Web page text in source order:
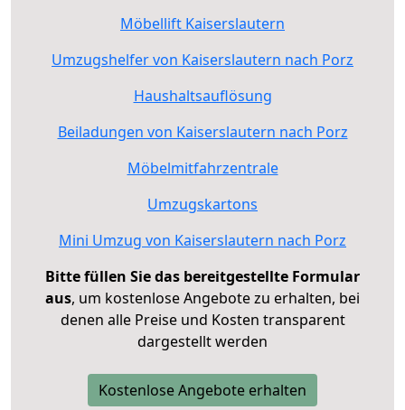
Möbellift Kaiserslautern
Umzugshelfer von Kaiserslautern nach Porz
Haushaltsauflösung
Beiladungen von Kaiserslautern nach Porz
Möbelmitfahrzentrale
Umzugskartons
Mini Umzug von Kaiserslautern nach Porz
Bitte füllen Sie das bereitgestellte Formular
aus, um kostenlose Angebote zu erhalten, bei
denen alle Preise und Kosten transparent
dargestellt werden
Kostenlose Angebote erhalten